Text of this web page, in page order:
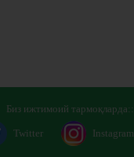
Биз ижтимоий тармоқларда::
Twitter Instagram